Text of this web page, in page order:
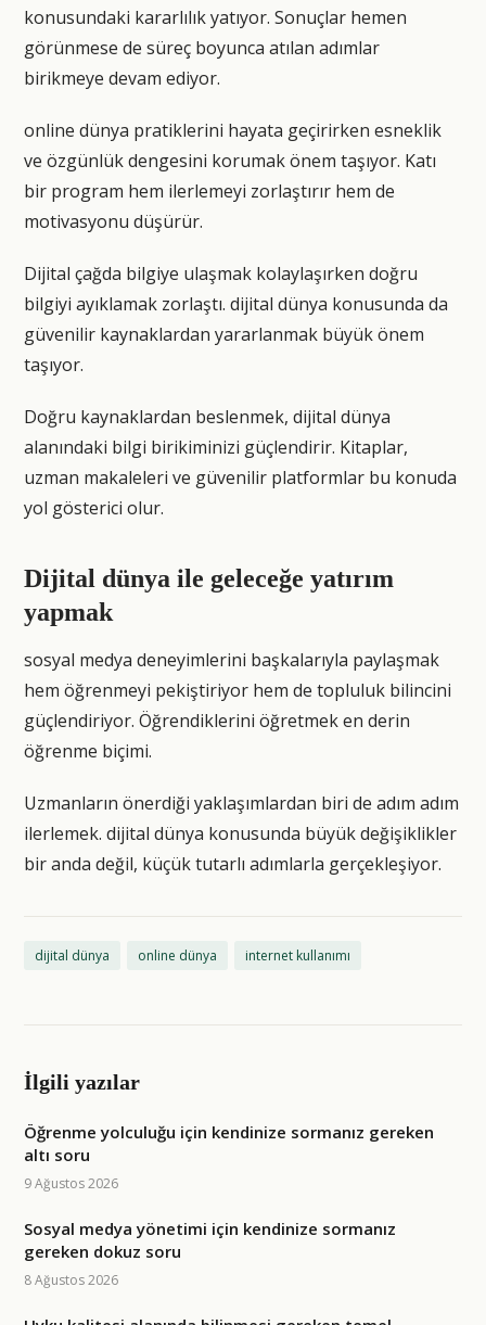
konusundaki kararlılık yatıyor. Sonuçlar hemen
görünmese de süreç boyunca atılan adımlar
birikmeye devam ediyor.
online dünya pratiklerini hayata geçirirken esneklik
ve özgünlük dengesini korumak önem taşıyor. Katı
bir program hem ilerlemeyi zorlaştırır hem de
motivasyonu düşürür.
Dijital çağda bilgiye ulaşmak kolaylaşırken doğru
bilgiyi ayıklamak zorlaştı. dijital dünya konusunda da
güvenilir kaynaklardan yararlanmak büyük önem
taşıyor.
Doğru kaynaklardan beslenmek, dijital dünya
alanındaki bilgi birikiminizi güçlendirir. Kitaplar,
uzman makaleleri ve güvenilir platformlar bu konuda
yol gösterici olur.
Dijital dünya ile geleceğe yatırım
yapmak
sosyal medya deneyimlerini başkalarıyla paylaşmak
hem öğrenmeyi pekiştiriyor hem de topluluk bilincini
güçlendiriyor. Öğrendiklerini öğretmek en derin
öğrenme biçimi.
Uzmanların önerdiği yaklaşımlardan biri de adım adım
ilerlemek. dijital dünya konusunda büyük değişiklikler
bir anda değil, küçük tutarlı adımlarla gerçekleşiyor.
dijital dünya online dünya internet kullanımı
İlgili yazılar
Öğrenme yolculuğu için kendinize sormanız gereken
altı soru
9 Ağustos 2026
Sosyal medya yönetimi için kendinize sormanız
gereken dokuz soru
8 Ağustos 2026